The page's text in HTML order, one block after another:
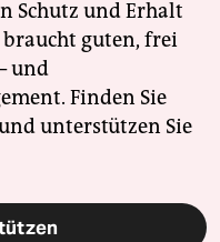
Schutz und Erhalt
braucht guten, frei
und
Finden Sie
unterstützen Sie